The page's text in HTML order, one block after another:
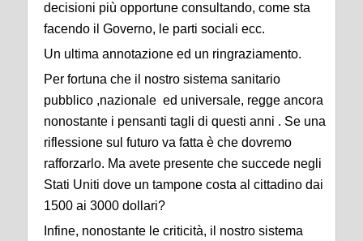
decisioni più opportune consultando, come sta
facendo il Governo, le parti sociali ecc.
Un ultima annotazione ed un ringraziamento.
Per fortuna che il nostro sistema sanitario
pubblico ,nazionale ed universale, regge ancora
nonostante i pensanti tagli di questi anni . Se una
riflessione sul futuro va fatta è che dovremo
rafforzarlo. Ma avete presente che succede negli
Stati Uniti dove un tampone costa al cittadino dai
1500 ai 3000 dollari?
Infine, nonostante le criticità, il nostro sistema